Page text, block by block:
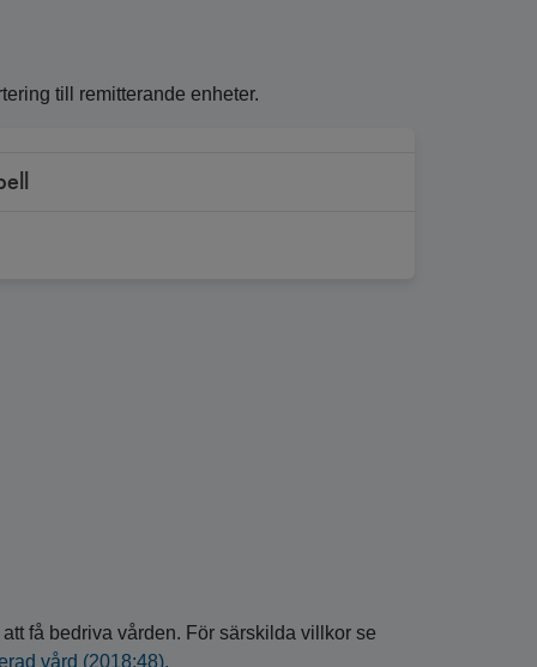
till remitterande enheter.
få bedriva vården. För särskilda villkor se
vård (2018:48).